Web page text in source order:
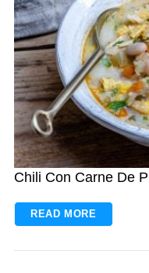
Chili Con Carne De
READ MORE